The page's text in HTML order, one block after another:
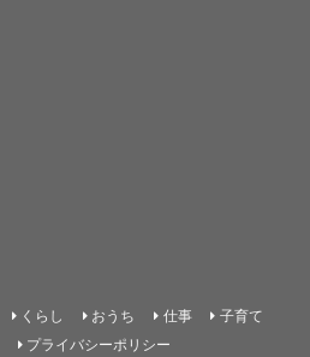
くらし おうち 仕事
子育て
プライバシーポリシー